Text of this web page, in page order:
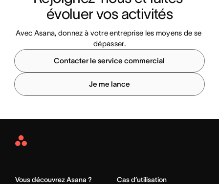
évoluer vos activités
Avec Asana, donnez à votre entreprise les moyens de se
dépasser.
Contacter le service commercial
Je me lance
Asana
Vous découvrez Asana ? Cas d’utilisation